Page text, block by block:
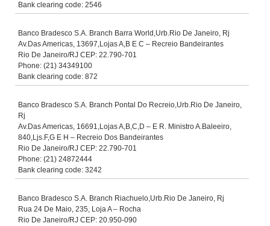
Bank clearing code: 2546
Banco Bradesco S.A. Branch Barra World,Urb.Rio De Janeiro, Rj
Av.Das Americas, 13697,Lojas A,B E C – Recreio Bandeirantes
Rio De Janeiro/RJ CEP: 22.790-701
Phone: (21) 34349100
Bank clearing code: 872
Banco Bradesco S.A. Branch Pontal Do Recreio,Urb.Rio De Janeiro,
Rj
Av.Das Americas, 16691,Lojas A,B,C,D – E R. Ministro A.Baleeiro,
840,Ljs.F,G E H – Recreio Dos Bandeirantes
Rio De Janeiro/RJ CEP: 22.790-701
Phone: (21) 24872444
Bank clearing code: 3242
Banco Bradesco S.A. Branch Riachuelo,Urb.Rio De Janeiro, Rj
Rua 24 De Maio, 235, Loja A – Rocha
Rio De Janeiro/RJ CEP: 20.950-090